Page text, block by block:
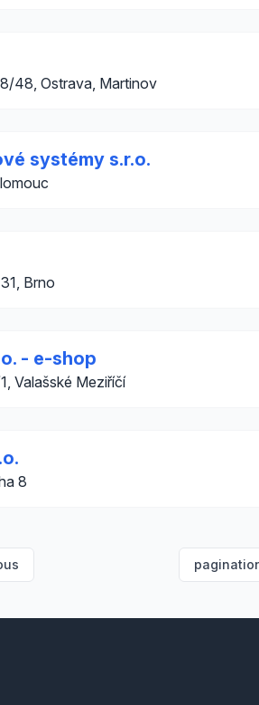
48, Ostrava, Martinov
systémy s.r.o.
Brno
- e-shop
Valašské Meziříčí
8